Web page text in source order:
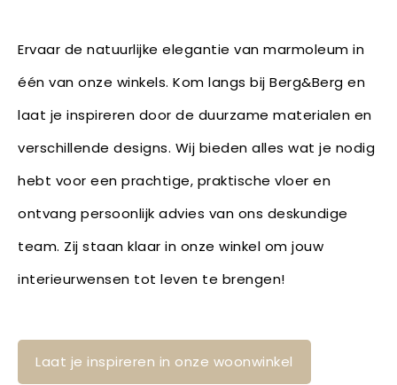
Ervaar de natuurlijke elegantie van marmoleum in
één van onze winkels. Kom langs bij Berg&Berg en
laat je inspireren door de duurzame materialen en
verschillende designs. Wij bieden alles wat je nodig
hebt voor een prachtige, praktische vloer en
ontvang persoonlijk advies van ons deskundige
team. Zij staan klaar in onze winkel om jouw
interieurwensen tot leven te brengen!
Laat je inspireren in onze woonwinkel